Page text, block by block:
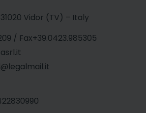
Vidor (TV) – Italy
/ Fax+39.0423.985305